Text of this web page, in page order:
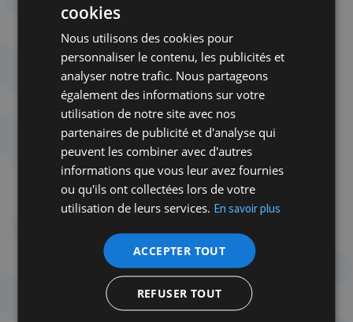
par des acteurs magnifiques d’intensité, vaut
l’effort d’aller voir, en salle, ce film aux résonnances
particulièrement douloureuses. En surimpression
de ce récit, défileront des images et des références
plus récentes, qu’il s’agisse des « enfants cachés »
durant la Seconde Guerre mondiale ; de l’affaire
Finaly – où la tante de Gérald et Robert, orphelins
de parents juifs morts en déportation, avait peiné à
récupérer ses neveux, retenus et baptisés par
Antoinette Brun –, ou encore du filmAmen
Costa-Gavras, récemment diffusé sur Arte.
Marco Bellocchio, qui avait découvert l’affaire
Mortara il y a une dizaine d’années, s’était rétracté
lorsqu’il avait appris l’intérêt de Steven Spielberg
pour ce même sujet. Lorsque Spielberg a
cookies
Nous utilisons des cookies pour
personnaliser le contenu, les publicités et
analyser notre trafic. Nous partageons
également des informations sur votre
utilisation de notre site avec nos
partenaires de publicité et d'analyse qui
peuvent les combiner avec d'autres
informations que vous leur avez fournies
ou qu'ils ont collectées lors de votre
utilisation de leurs services. En savoir plus
ACCEPTER TOUT
REFUSER TOUT